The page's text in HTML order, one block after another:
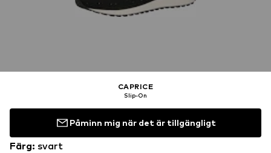
CAPRICE
Slip-On
Påminn mig när det är tillgängligt
Färg: svart